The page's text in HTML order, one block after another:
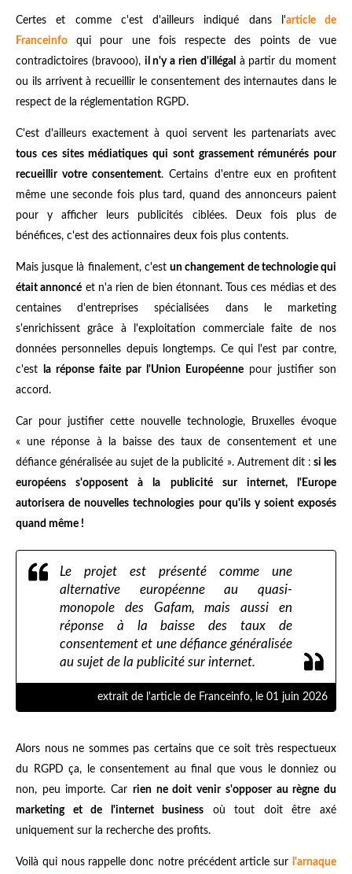
Certes et comme c'est d'ailleurs indiqué dans l'article de
Franceinfo qui pour une fois respecte des points de vue
contradictoires (bravooo), il n'y a rien d'illégal à partir du moment
ou ils arrivent à recueillir le consentement des internautes dans le
respect de la réglementation RGPD.
C'est d'ailleurs exactement à quoi servent les partenariats avec
tous ces sites médiatiques qui sont grassement rémunérés pour
recueillir votre consentement. Certains d'entre eux en profitent
même une seconde fois plus tard, quand des annonceurs paient
pour y afficher leurs publicités ciblées. Deux fois plus de
bénéfices, c'est des actionnaires deux fois plus contents.
Mais jusque là finalement, c'estun changement de technologie qui
était annoncé et n'a rien de bien étonnant. Tous ces médias et des
centaines d'entreprises spécialisées dans le marketing
s'enrichissent grâce à l'exploitation commerciale faite de nos
données personnelles depuis longtemps. Ce qui l'est par contre,
c'est
la réponse faite par l'Union Européenne pour justifier son
accord.
Car pour justifier cette nouvelle technologie, Bruxelles évoque
« une réponse à la baisse des taux de consentement et une
défiance généralisée au sujet de la publicité ». Autrement dit : si les
européens s'opposent à la publicité sur internet, l'Europe
autorisera de nouvelles technologies pour qu'ils y soient exposés
quand même !
Le projet est présenté comme une
alternative européenne au quasi-
monopole des Gafam, mais aussi en
réponse à la baisse des taux de
consentement et une défiance généralisée
au sujet de la publicité sur internet.
extrait de l'article de Franceinfo, le 01 juin 2026
Alors nous ne sommes pas certains que ce soit très respectueux
du RGPD ça, le consentement au final que vous le donniez ou
non, peu importe. Car rien ne doit venir s'opposer au règne du
marketing et de l'internet business où tout doit être axé
uniquement sur la recherche des profits.
Voilà qui nous rappelle donc notre précédentarticle sur l'arnaque